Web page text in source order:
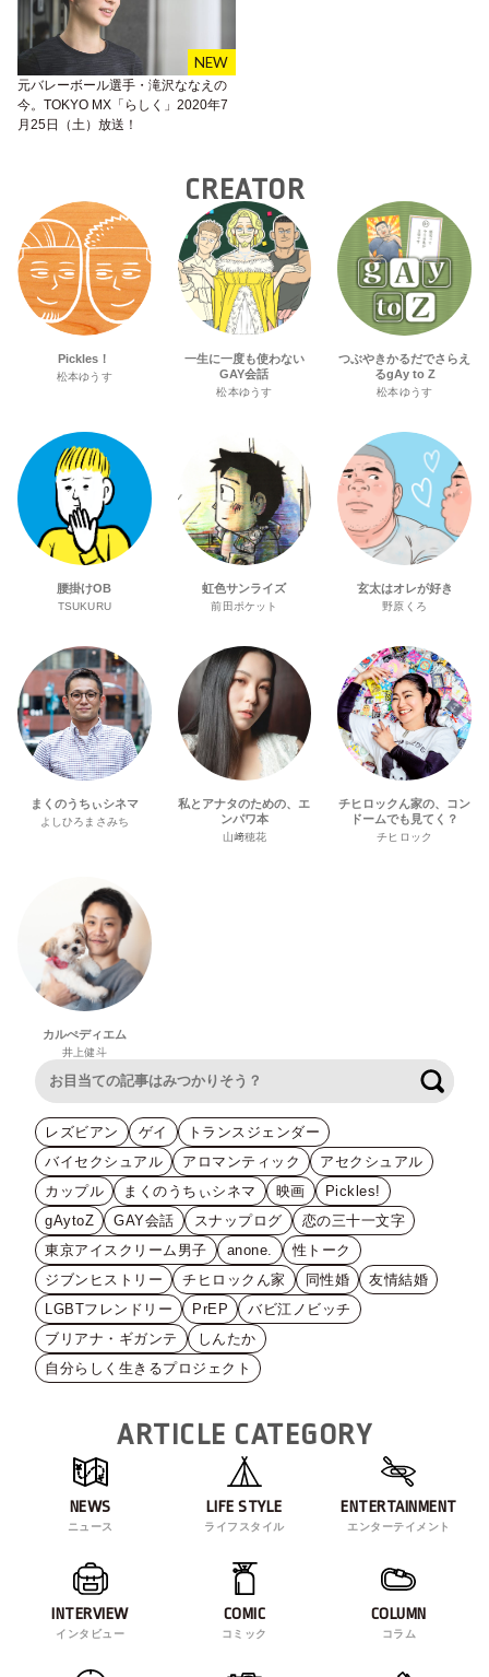
元バレーボール選手・滝沢ななえの
今。TOKYO MX「らしく」2020年7
月25日（土）放送！
CREATOR
Pickles！
松本ゆうす
一生に一度も使わない
GAY会話
松本ゆうす
つぶやきかるだでさらえ
るgAy to Z
松本ゆうす
腰掛けOB
TSUKURU
虹色サンライズ
前田ポケット
玄太はオレが好き
野原くろ
まくのうちぃシネマ
よしひろまさみち
私とアナタのための、エ
ンパワ本
山﨑穂花
チヒロックん家の、コン
ドームでも見てく？
チヒロック
カルぺディエム
井上健斗
レズビアン ゲイ
トランスジェンダー
バイセクシュアル
アロマンティック
アセクシュアル
カップル
まくのうちぃシネマ 映画
Pickles!
gAytoZ
GAY会話 スナップログ
恋の三十一文字
東京アイスクリーム男子
anone.
性トーク
ジブンヒストリー
チヒロックん家 同性婚
友情結婚
LGBTフレンドリー
PrEP
バビ江ノビッチ
ブリアナ・ギガンテ
しんたか
自分らしく生きるプロジェクト
ARTICLE CATEGORY
NEWS
ニュース
LIFE STYLE
ライフスタイル
ENTERTAINMENT
エンターテイメント
INTERVIEW
インタビュー
COMIC
コミック
COLUMN
コラム